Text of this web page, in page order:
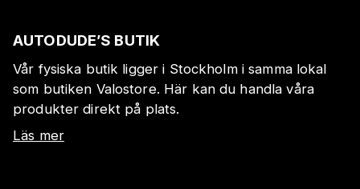
AUTODUDE’S BUTIK
Vår fysiska butik ligger i Stockholm i samma lokal
som butiken Valostore. Här kan du handla våra
produkter direkt på plats.
Läs mer